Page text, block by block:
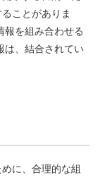
ことがありま
報を組み合わせる
は、結合されてい
に、合理的な組